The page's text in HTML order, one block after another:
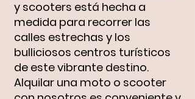
y scooters está hecha a
medida para recorrer las
calles estrechas y los
bulliciosos centros turísticos
de este vibrante destino.
Alquilar una moto o scooter